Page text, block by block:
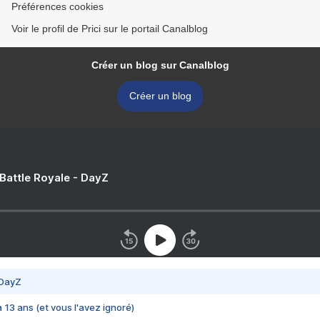
Préférences cookies
Voir le profil de Prici sur le portail Canalblog
Créer un blog sur Canalblog
Créer un blog
Royale - DayZ
13 ans (et vous l'avez ignoré)